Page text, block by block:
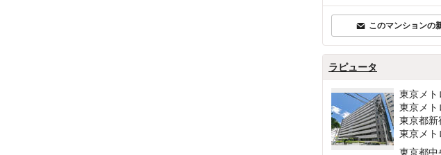
このマンションの
ラピュータ
東京メト
東京メト
東京都新
東京メト
東京都中